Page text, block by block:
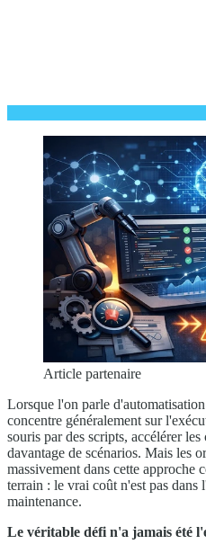
Article partenaire
Lorsque l'on parle
concentre généralement sur
souris par des scripts, accélérer
davantage de scénarios. Mais les
massivement dans cette approche
terrain : le vrai coût n'est pas dans
maintenance.
Le véritable défi n'a jamais été